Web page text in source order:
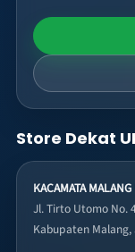
Store Dekat
KACAMATA
Jl. Tirto Utomo No.
Kabupaten